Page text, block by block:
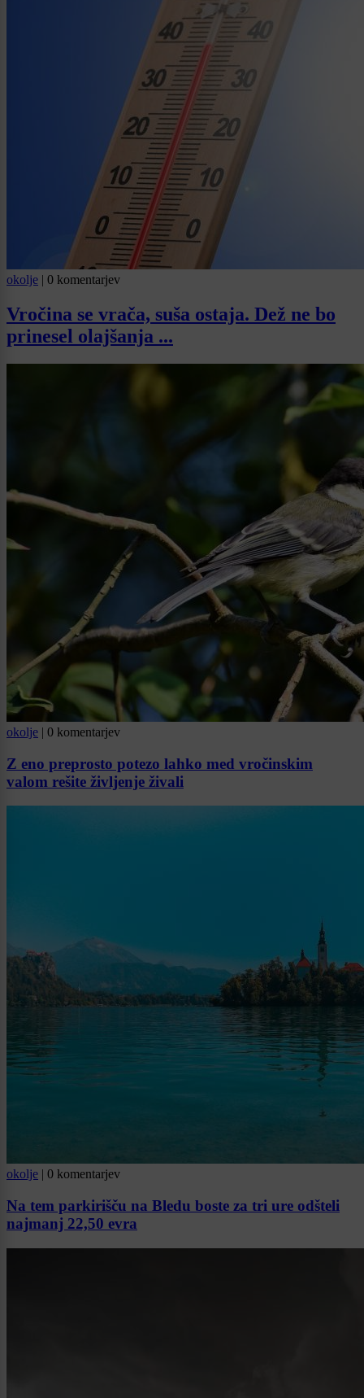
okolje | 0 komentarjev
Vročina se vrača, suša ostaja. Dež ne bo
prinesel olajšanja ...
okolje | 0 komentarjev
Z eno preprosto potezo lahko med vročinskim
valom rešite življenje živali
okolje | 0 komentarjev
Na tem parkirišču na Bledu boste za tri ure odšteli
najmanj 22,50 evra